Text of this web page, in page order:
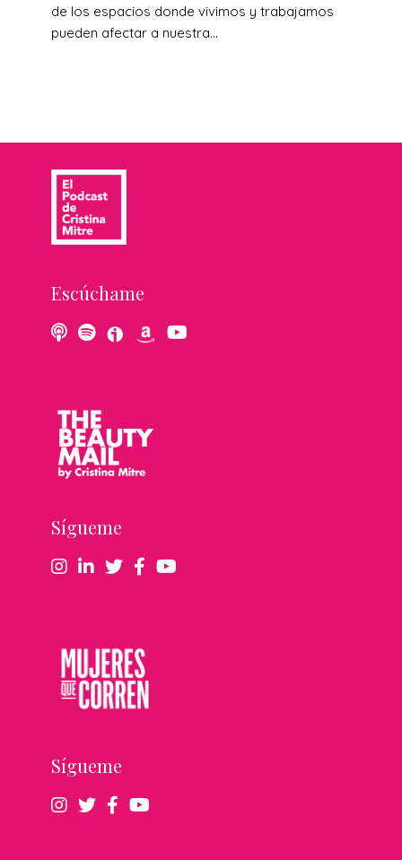
de los espacios donde vivimos y trabajamos
pueden afectar a nuestra...
Escúchame
Sígueme
Sígueme